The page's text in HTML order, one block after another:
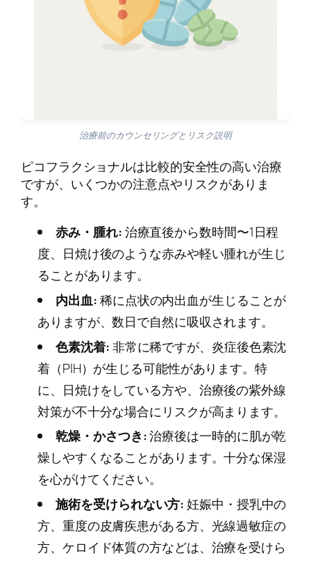
治療前のカウンセリングとリスク説明
ピコフラクショナルは比較的安全性の高い治療
ですが、いくつかの注意点やリスクがありま
す。
赤み・腫れ:治療直後から数時間〜1日程
度、日焼け後のような赤みや軽い腫れが生じ
ることがあります。
内出血:稀に点状の内出血が生じることが
ありますが、数日で自然に吸収されます。
色素沈着:非常に稀ですが、炎症後色素沈
着（PIH）が生じる可能性があります。特
に、日焼けをしている方や、治療後の紫外線
対策が不十分な場合にリスクが高まります。
乾燥・かさつき:治療後は一時的に肌が乾
燥しやすくなることがあります。十分な保湿
を心がけてください。
施術を受けられない方:妊娠中・授乳中の
方、重度の皮膚疾患がある方、光線過敏症の
方、ケロイド体質の方などは、治療を受けら